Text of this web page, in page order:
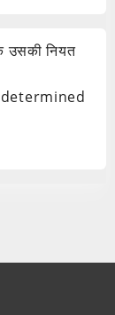
उसकी नियत